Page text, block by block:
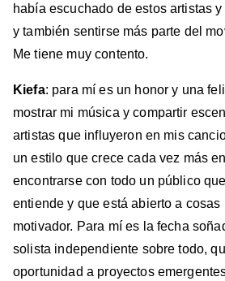
había escuchado de estos artistas
y también sentirse más parte del
Me tiene muy contento.
Kiefa: para mí es un honor y una
mostrar mi música y compartir
artistas que influyeron en mis
un estilo que crece cada vez más
encontrarse con todo un público
entiende y que está abierto a cosas
motivador. Para mí es la fecha
solista independiente sobre todo,
oportunidad a proyectos